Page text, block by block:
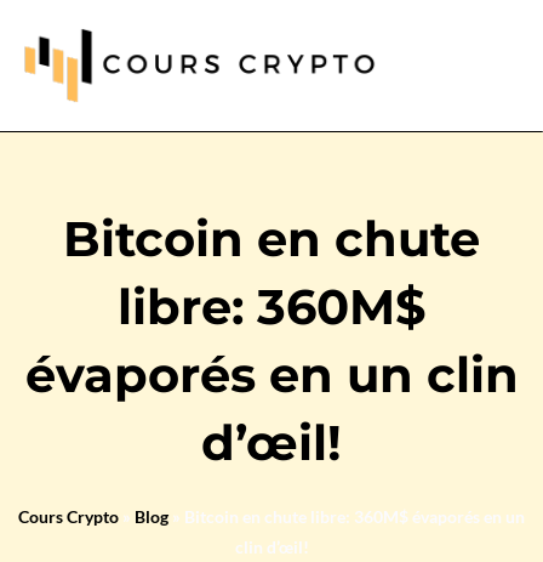
Bitcoin en chute
libre: 360M$
évaporés en un clin
d’œil!
Cours Crypto » Blog » Bitcoin en chute libre: 360M$ évaporés en un
clin d’œil!